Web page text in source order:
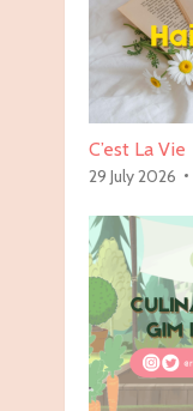
C’est La Vie
29 July 2026